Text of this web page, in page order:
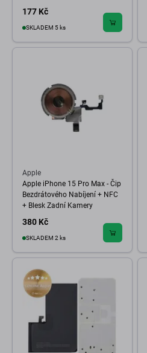
177 Kč
SKLADEM 5 ks
Apple
Apple iPhone 15 Pro Max - Čip
Bezdrátového Nabíjení + NFC
+ Blesk Zadní Kamery
380 Kč
SKLADEM 2 ks